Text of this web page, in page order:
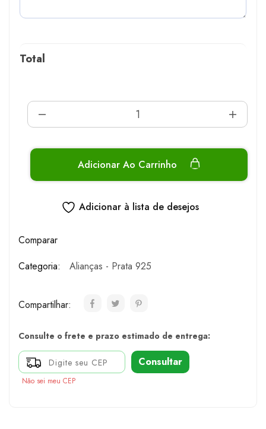
Total
Adicionar Ao Carrinho
Adicionar à lista de desejos
Comparar
Categoria:
Alianças - Prata 925
Compartilhar:
Consulte o frete e prazo estimado de entrega:
Consultar
Não sei meu CEP